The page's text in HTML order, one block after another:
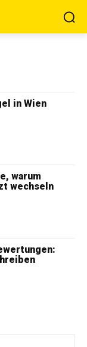
in Wien
warum
wechseln